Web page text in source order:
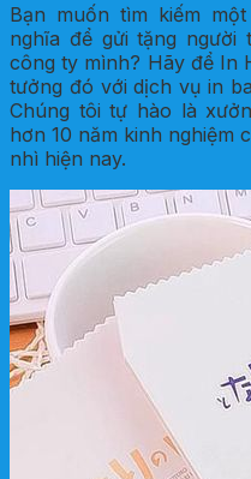
Bạn muốn tìm kiếm
nghĩa để gửi tặng
công ty mình? Hãy để In
tưởng đó với dịch vụ in
Chúng tôi tự hào là
hơn 10 năm kinh nghiệm
nhì hiện nay.